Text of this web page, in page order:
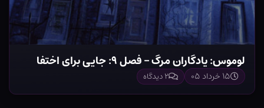
لوموس: یادگاران مرگ – فصل ۹: جایی برای اختفا
۱۵ خرداد ۰۵ ۲ دیدگاه